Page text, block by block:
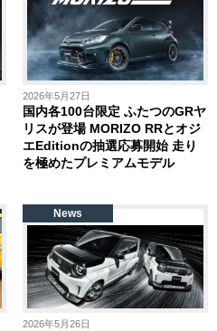
2026年5月27日
国内各100台限定 ふたつのGRヤ
リスが登場 MORIZO RRとオジ
エEditionの抽選応募開始 走り
を極めたプレミアムモデル
2026年5月26日
News